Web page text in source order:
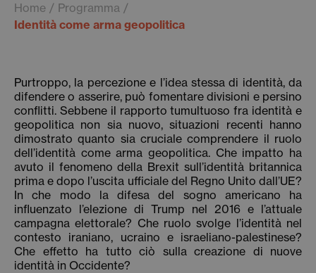
Home
Programma
Identità come arma geopolitica
Purtroppo, la percezione e l’idea stessa di identità, da
difendere o asserire, può fomentare divisioni e persino
conflitti. Sebbene il rapporto tumultuoso fra identità e
geopolitica non sia nuovo, situazioni recenti hanno
dimostrato quanto sia cruciale comprendere il ruolo
dell’identità come arma geopolitica. Che impatto ha
avuto il fenomeno della Brexit sull’identità britannica
prima e dopo l’uscita ufficiale del Regno Unito dall’UE?
In che modo la difesa del sogno americano ha
influenzato l’elezione di Trump nel 2016 e l’attuale
campagna elettorale? Che ruolo svolge l’identità nel
contesto iraniano, ucraino e israeliano-palestinese?
Che effetto ha tutto ciò sulla creazione di nuove
identità in Occidente?